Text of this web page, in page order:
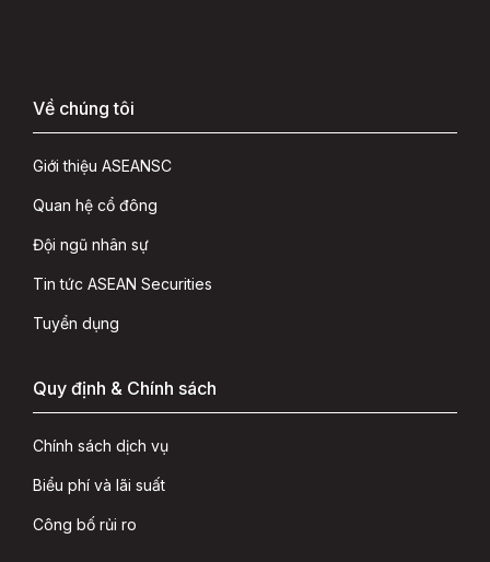
Về chúng tôi
Giới thiệu ASEANSC
Quan hệ cổ đông
Đội ngũ nhân sự
Tin tức ASEAN Securities
Tuyển dụng
Quy định & Chính sách
Chính sách dịch vụ
Biểu phí và lãi suất
Công bố rủi ro